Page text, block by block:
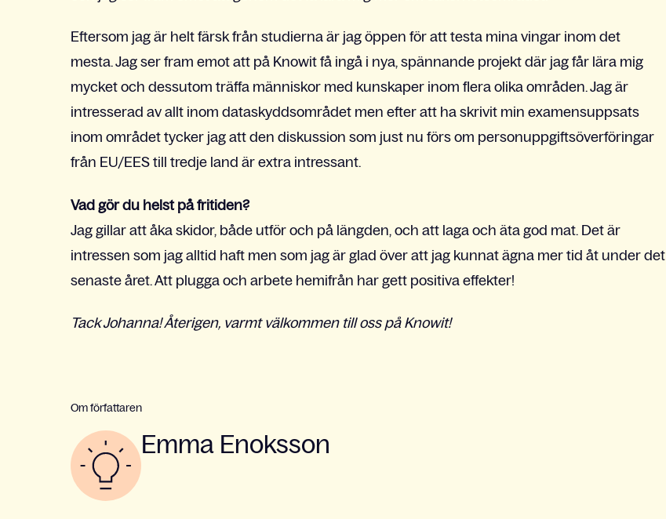
Eftersom jag är helt färsk från studierna är jag öppen för att testa mina vingar inom det
mesta. Jag ser fram emot att på Knowit få ingå i nya, spännande projekt där jag får lära mig
mycket och dessutom träffa människor med kunskaper inom flera olika områden. Jag är
intresserad av allt inom dataskyddsområdet men efter att ha skrivit min examensuppsats
inom området tycker jag att den diskussion som just nu förs om personuppgiftsöverföringar
från EU/EES till tredje land är extra intressant.
Vad gör du helst på fritiden?
Jag gillar att åka skidor, både utför och på längden, och att laga och äta god mat. Det är
intressen som jag alltid haft men som jag är glad över att jag kunnat ägna mer tid åt under det
senaste året. Att plugga och arbete hemifrån har gett positiva effekter!
Tack Johanna! Återigen, varmt välkommen till oss på Knowit!
Om författaren
Emma Enoksson